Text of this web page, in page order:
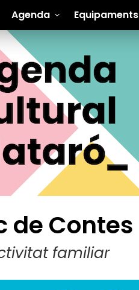
Agenda Equipaments
de Contes
familiar